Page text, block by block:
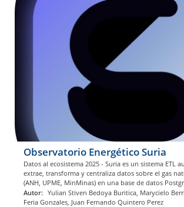
Observatorio Energético Suria
Datos al ecosistema 2025 - Suria es un sistema ETL
extrae, transforma y centraliza datos sobre el gas
(ANH, UPME, MinMinas) en una base de datos
Autor: Yulian Stiven Bedoya Buritica, Marycielo
Feria Gonzales, Juan Fernando Quintero Perez